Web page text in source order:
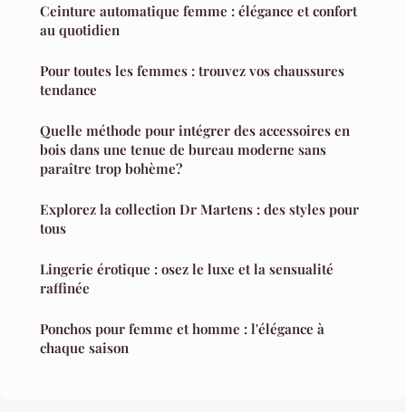
Ceinture automatique femme : élégance et confort
au quotidien
Pour toutes les femmes : trouvez vos chaussures
tendance
Quelle méthode pour intégrer des accessoires en
bois dans une tenue de bureau moderne sans
paraître trop bohème?
Explorez la collection Dr Martens : des styles pour
tous
Lingerie érotique : osez le luxe et la sensualité
raffinée
Ponchos pour femme et homme : l'élégance à
chaque saison